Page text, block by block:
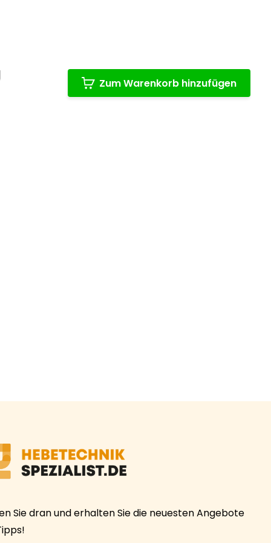
Zum Warenkorb hinzufügen
Sie dran und erhalten Sie die neuesten Angebote